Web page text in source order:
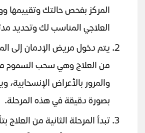
المركز بفحص حالتك وتقييمها
العلاجي المناسب لك وتحديد
يتم دخول مريض الإدمان إلى
من العلاج وهي سحب السموم
والمرور بالأعراض الإنسحابية،
بصورة دقيقة في هذه المرحلة.
تبدأ المرحلة الثانية من العلاج